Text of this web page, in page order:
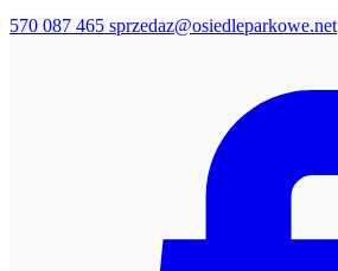
570 087 465 sprzedaz@osiedleparkowe.net